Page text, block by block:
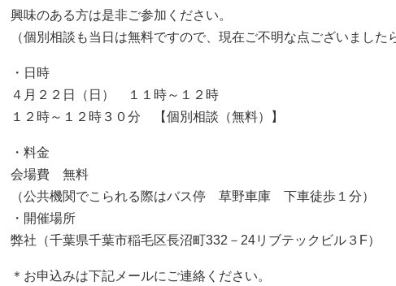
興味のある方は是非ご参加ください。
（個別相談も当日は無料ですので、現在ご不明な点ございました
・日時
４月２２日（日） １１時～１２時
１２時～１２時３０分 【個別相談（無料）】
・料金
会場費 無料
（公共機関でこられる際はバス停 草野車庫 下車徒歩１分）
・開催場所
弊社（千葉県千葉市稲毛区長沼町332－24リブテックビル３F）
＊お申込みは下記メールにご連絡ください。